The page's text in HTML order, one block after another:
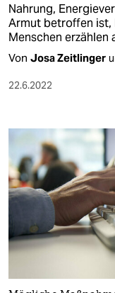
Nahrung,
Armut betroffen ist,
Menschen erzählen
Von Josa Zeitlinger
22.6.2022